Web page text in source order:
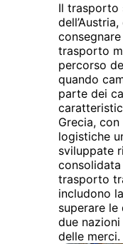
Il trasporto
trasporto
percorso
quando
parte dei
Grecia,
logistiche
sviluppate
trasporto
includono
superare
due
delle merci.